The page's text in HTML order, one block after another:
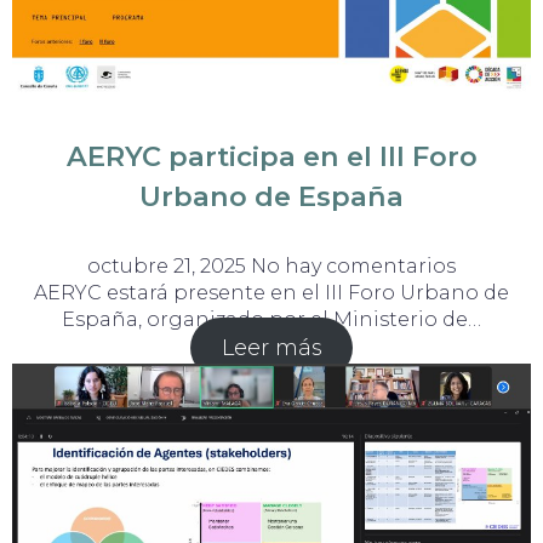
AERYC participa en el III Foro
Urbano de España
octubre 21, 2025 No hay comentarios
AERYC estará presente en el III Foro Urbano de
España, organizado por el Ministerio de…
Leer más